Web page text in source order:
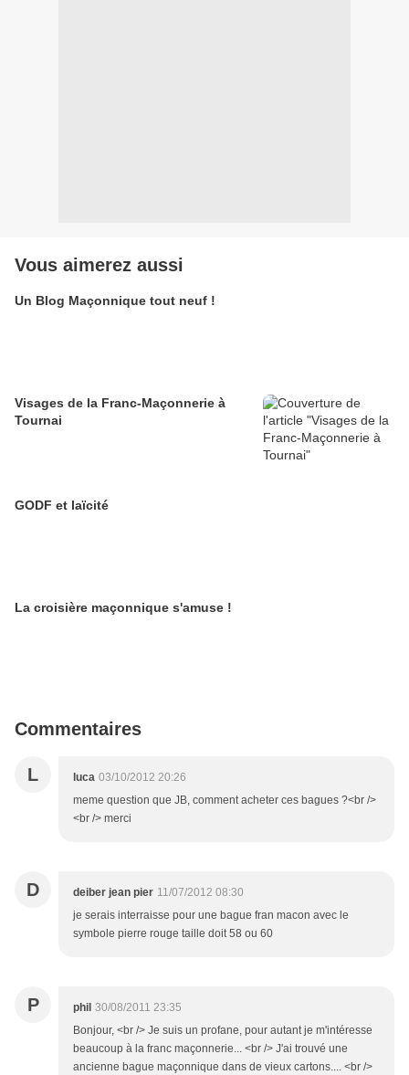
Vous aimerez aussi
Un Blog Maçonnique tout neuf !
Visages de la Franc-Maçonnerie à
Tournai
GODF et laïcité
La croisière maçonnique s'amuse !
Commentaires
L luca 03/10/2012 20:26
meme question que JB, comment acheter ces bagues ?<br />
<br /> merci
D deiber jean pier 11/07/2012 08:30
je serais interraisse pour une bague fran macon avec le
symbole pierre rouge taille doit 58 ou 60
P phil 30/08/2011 23:35
Bonjour, <br /> Je suis un profane, pour autant je m'intéresse
beaucoup à la franc maçonnerie... <br /> J'ai trouvé une
ancienne bague maçonnique dans de vieux cartons.... <br />